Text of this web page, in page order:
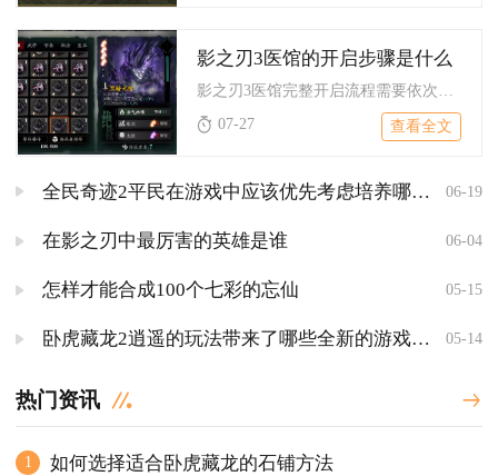
影之刃3医馆的开启步骤是什么
07-27
查看全文
全民奇迹2平民在游戏中应该优先考虑培养哪些精灵 06-19
在影之刃中最厉害的英雄是谁 06-04
怎样才能合成100个七彩的忘仙 05-15
卧虎藏龙2逍遥的玩法带来了哪些全新的游戏机制 05-14
热门资讯
1 如何选择适合卧虎藏龙的石铺方法